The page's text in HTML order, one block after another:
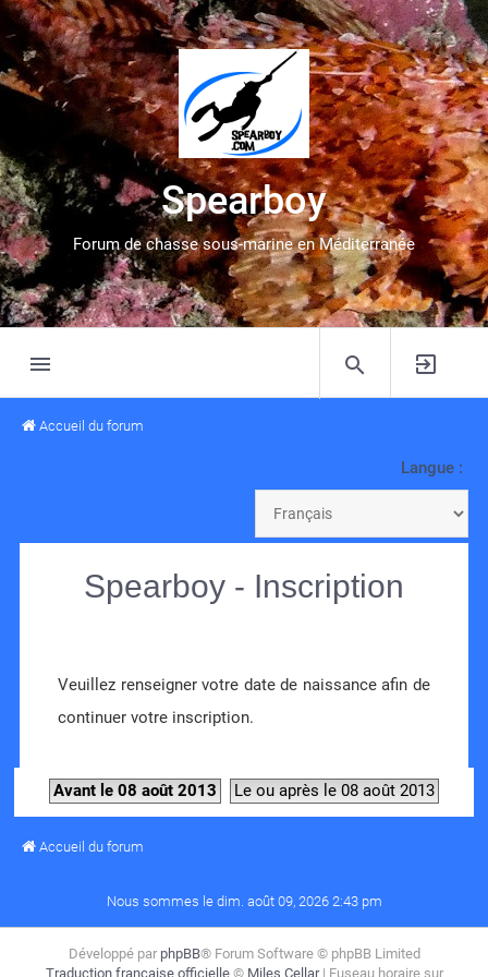
Spearboy
Forum de chasse sous-marine en Méditerranée
Accueil du forum
Langue :
Spearboy - Inscription
Veuillez renseigner votre date de naissance afin de
continuer votre inscription.
Avant le 08 août 2013 Le ou après le 08 août 2013
Accueil du forum
Nous sommes le dim. août 09, 2026 2:43 pm
Développé par phpBB® Forum Software © phpBB Limited
Traduction française officielle© Miles Cellar | Fuseau horaire sur